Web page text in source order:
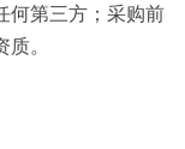
何第三方；采购前
。